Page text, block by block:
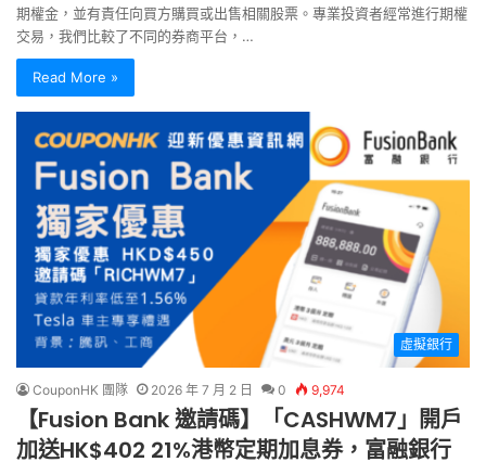
期權金，並有責任向買方購買或出售相關股票。專業投資者經常進行期權
交易，我們比較了不同的券商平台，…
Read More »
虛擬銀行
CouponHK 團隊 2026 年 7 月 2 日 0 9,974
【Fusion Bank 邀請碼】「CASHWM7」開戶
加送HK$402 21%港幣定期加息券，富融銀行